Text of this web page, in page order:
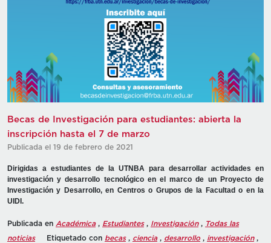
Becas de Investigación para estudiantes: abierta la
inscripción hasta el 7 de marzo
Publicada el 19 de febrero de 2021
Dirigidas a estudiantes de la UTNBA para desarrollar actividades en
investigación y desarrollo tecnológico en el marco de un Proyecto de
Investigación y Desarrollo, en Centros o Grupos de la Facultad o en la
UIDI.
Publicada en Académica, Estudiantes, Investigación, Todas las
noticias
Etiquetado con becas, ciencia, desarrollo, investigación,